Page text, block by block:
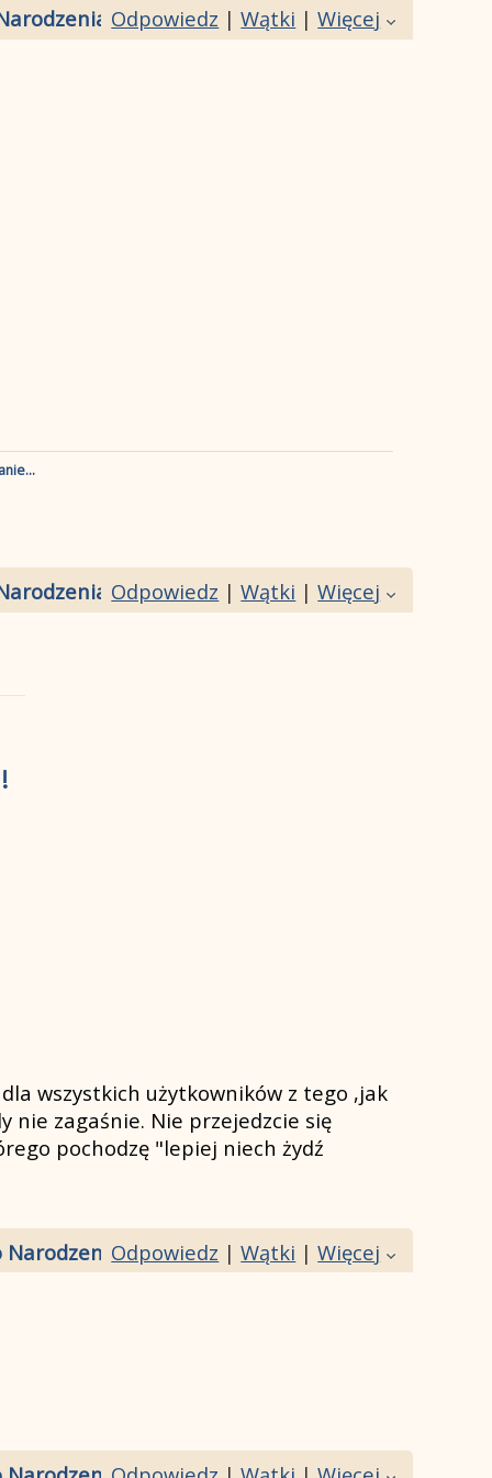
Odpowiedz |Wątki |Więcej
Odpowiedz |Wątki |Więcej
wszystkich użytkowników z tego ,jak
nie zagaśnie. Nie przejedzcie się
pochodzę "lepiej niech żydź
Odpowiedz |Wątki |Więcej
Narodzenia!